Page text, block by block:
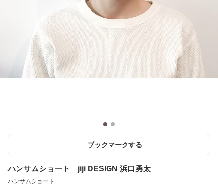
ブックマークする
ハンサムショート jiji DESIGN 浜口勇太
ハンサムショート